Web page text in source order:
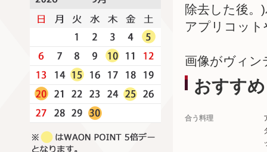
除去した後
アプリコッ
画像がヴィン
おすすめ
合う料理